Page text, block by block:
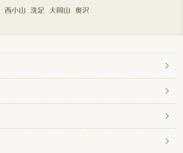
西小山 洗足 大岡山 奥沢